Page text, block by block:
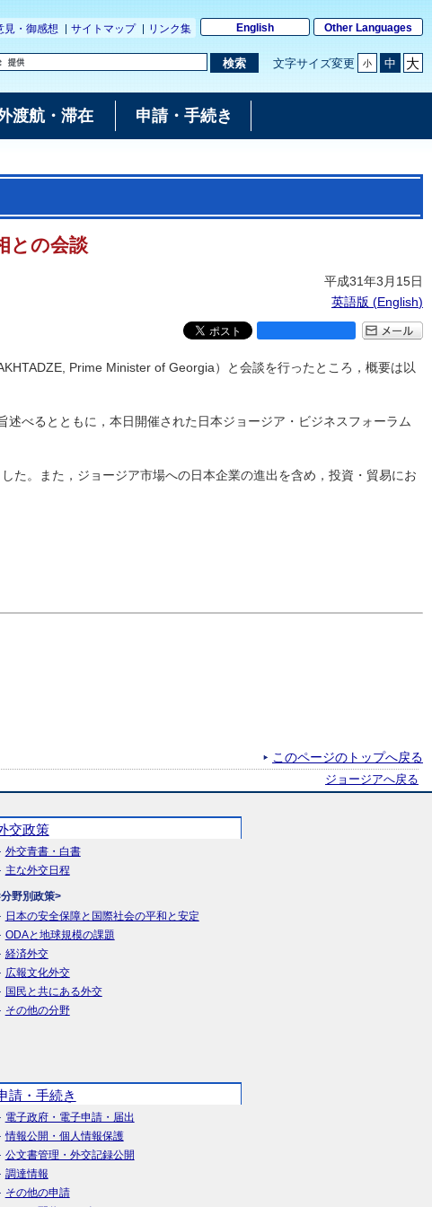
見・御感想 サイトマップ リンク集 English Other Languages
検索 文字サイズ変更 小 中 大
渡航・滞在 申請・手続き
との会談
平成31年3月15日
英語版 (English)
Prime Minister of Georgia）と会談を行ったところ，概要は以
べるとともに，本日開催された日本ジョージア・ビジネスフォーラム
。また，ジョージア市場への日本企業の進出を含め，投資・貿易にお
このページのトップへ戻る
ジョージアへ戻る
交政策
外交青書・白書
主な外交日程
野別政策>
日本の安全保障と国際社会の平和と安定
ODAと地球規模の課題
経済外交
広報文化外交
国民と共にある外交
その他の分野
請・手続き
電子政府・電子申請・届出
情報公開・個人情報保護
公文書管理・外交記録公開
調達情報
その他の申請